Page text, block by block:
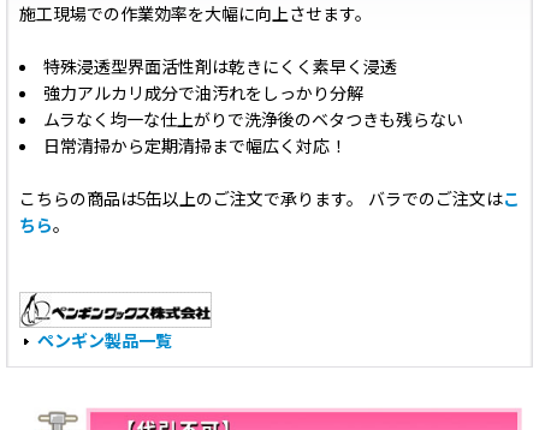
施工現場での作業効率を大幅に向上させます。
特殊浸透型界面活性剤は乾きにくく素早く浸透
強力アルカリ成分で油汚れをしっかり分解
ムラなく均一な仕上がりで洗浄後のベタつきも残らない
日常清掃から定期清掃まで幅広く対応！
こちらの商品は5缶以上のご注文で承ります。 バラでのご注文はこ
ちら。
ペンギン製品一覧